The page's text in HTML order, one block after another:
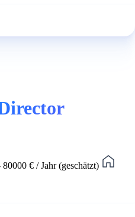
€ / Jahr (geschätzt)